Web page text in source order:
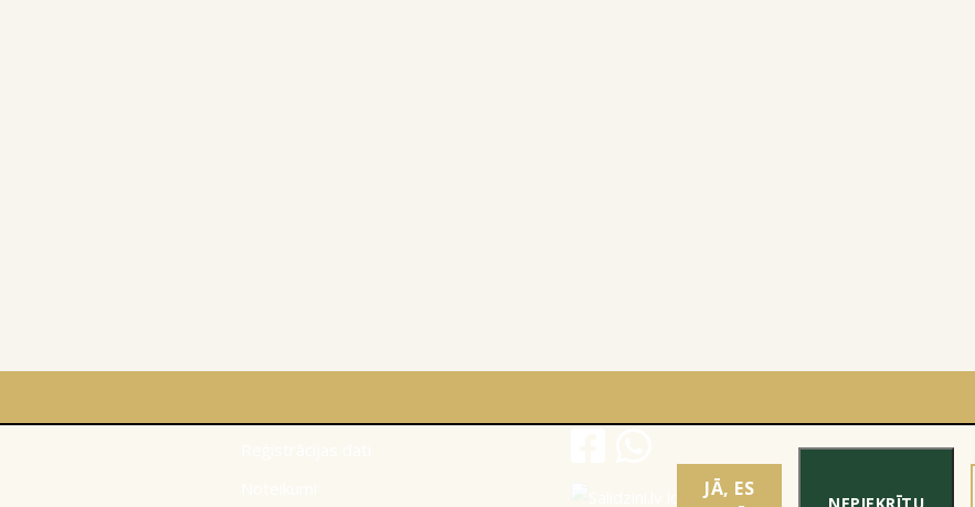
JĀ, ES
NEPIEKRĪTU